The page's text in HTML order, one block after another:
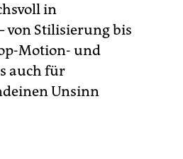
in
von Stilisierung bis
Motion- und
auch für
Unsinn